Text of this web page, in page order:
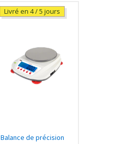
Livré en 4 / 5 jours
Balance de précision